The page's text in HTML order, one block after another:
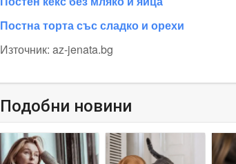
Постна торта със сладко и орехи
Източник: az-jenata.bg
Подобни новини